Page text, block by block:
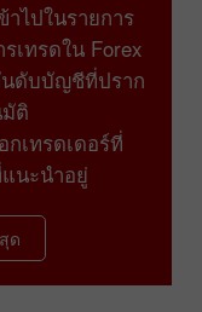
ไปในรายการ
เทรดใน Forex
ดับบัญชีที่ปราก
ติ
เทรดเดอร์ที่
นะนำอยู่
ด